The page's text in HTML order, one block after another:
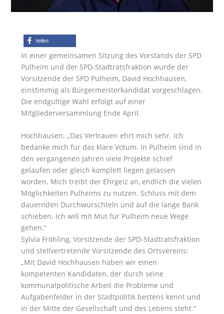
teilen
In einer gemeinsamen Sitzung des Vorstands der SPD
Pulheim und der SPD-Stadtratsfraktion wurde der
Vorsitzende der SPD Pulheim, David Hochhausen,
einstimmig als Bürgermeisterkandidat vorgeschlagen.
Die endgültige Wahl erfolgt auf einer
Mitgliederversammlung Ende April.
Hochhausen: „Das Vertrauen ehrt mich sehr. Ich
bedanke mich für das klare Votum. In Pulheim sind in
den vergangenen Jahren viele Projekte schief
gelaufen oder gleich komplett liegen gelassen
worden. Mich treibt der Ehrgeiz an, endlich die vielen
Möglichkeiten Pulheims zu nutzen. Schluss mit dem
dauernden Durchwurschteln und auf die lange Bank
schieben. Ich will mit Mut für Pulheim neue Wege
gehen.“
Sylvia Fröhling, Vorsitzende der SPD-Stadtratsfraktion
und stellvertretende Vorsitzende des Ortsvereins:
„Mit David Hochhausen haben wir einen
kompetenten Kandidaten, der durch seine
kommunalpolitische Arbeit die Probleme und
Aufgabenfelder in der Stadtpolitik bestens kennt und
in der Mitte der Gesellschaft und des Lebens steht.“